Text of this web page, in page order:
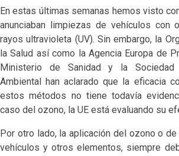
En estas últimas semanas hemos visto
anunciaban limpiezas de vehículos con
rayos ultravioleta (UV). Sin embargo, la
la Salud así como la Agencia Europa de
Ministerio de Sanidad y la Sociedad
Ambiental han aclarado que la eficacia
estos métodos no tiene todavía
caso del ozono, la UE está evaluando su
Por otro lado, la aplicación del ozono o
vehículos y otros elementos, siempre